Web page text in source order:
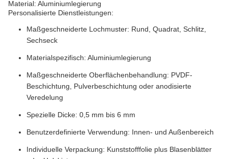
Material: Aluminiumlegierung
Personalisierte Dienstleistungen:
Maßgeschneiderte Lochmuster: Rund, Quadrat, Schlitz,
Sechseck
Materialspezifisch: Aluminiumlegierung
Maßgeschneiderte Oberflächenbehandlung: PVDF-
Beschichtung, Pulverbeschichtung oder anodisierte
Veredelung
Spezielle Dicke: 0,5 mm bis 6 mm
Benutzerdefinierte Verwendung: Innen- und Außenbereich
Individuelle Verpackung: Kunststofffolie plus Blasenblätter